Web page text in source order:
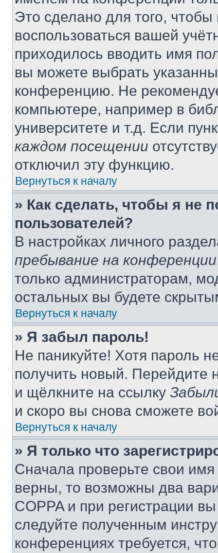
Это сделано для того, чтобы
воспользоваться вашей
приходилось вводить имя
вы можете выбрать
конференцию. Не
компьютере, например в
университете и т.д. Если
каждом посещении
отключил эту функцию.
Вернуться к началу
» Как сделать, чтобы я не
пользователей?
В настройках личного
пребывание на конференции
только администраторам,
остальных вы будете
Вернуться к началу
» Я забыл пароль!
Не паникуйте! Хотя пароль
получить новый. Перейдите
и щёлкните на ссылку
и скоро вы снова сможете
Вернуться к началу
» Я только что
Сначала проверьте свои
верны, то возможны два
COPPA и при регистрации
следуйте полученным
конференциях требуется,